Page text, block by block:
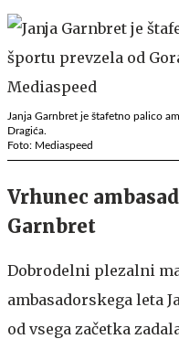
Janja Garnbret je štafetno palico
Dragića.
Foto: Mediaspeed
Vrhunec
Garnbret
Dobrodelni plezalni
ambasadorskega leta
od vsega začetka